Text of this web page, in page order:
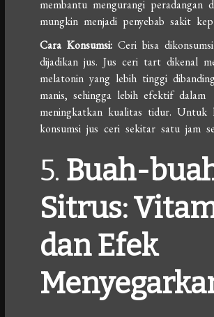
membantu mengurangi peradangan
mungkin menjadi penyebab sakit
Cara Konsumsi: Ceri bisa
dijadikan jus. Jus ceri tart dikenal
melatonin yang lebih tinggi
manis, sehingga lebih efektif dalam
meningkatkan kualitas tidur. Untuk
konsumsi jus ceri sekitar satu jam
5. Buah-
Sitrus:
dan Efek